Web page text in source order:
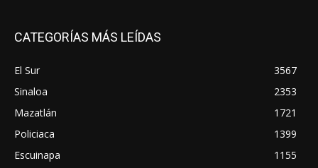
CATEGORÍAS MÁS LEÍDAS
El Sur
3567
Sinaloa
2353
Mazatlán
1721
Policiaca
1399
Escuinapa
1155